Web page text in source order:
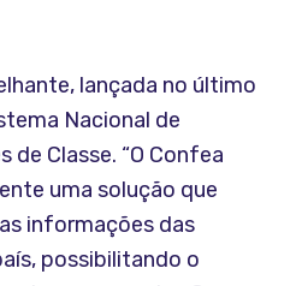
lançada no último
Nacional de
de Classe. “O Confea
uma solução que
informações das
possibilitando o